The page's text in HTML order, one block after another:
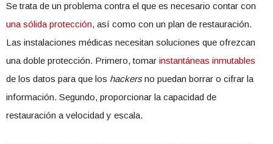
Se trata de un problema contra el que es necesario contar con
una sólida protección, así como con un plan de restauración.
Las instalaciones médicas necesitan soluciones que ofrezcan
una doble protección. Primero, tomar instantáneas inmutables
de los datos para que los hackersno puedan borrar o cifrar la
información. Segundo, proporcionar la capacidad de
restauración a velocidad y escala.